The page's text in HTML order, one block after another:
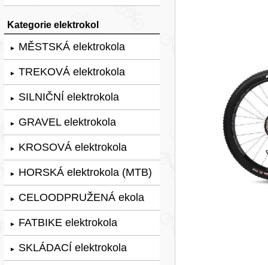
Kategorie elektrokol
► MĚSTSKÁ elektrokola
► TREKOVÁ elektrokola
► SILNIČNÍ elektrokola
► GRAVEL elektrokola
► KROSOVÁ elektrokola
► HORSKÁ elektrokola (MTB)
► CELOODPRUŽENÁ ekola
► FATBIKE elektrokola
► SKLÁDACÍ elektrokola